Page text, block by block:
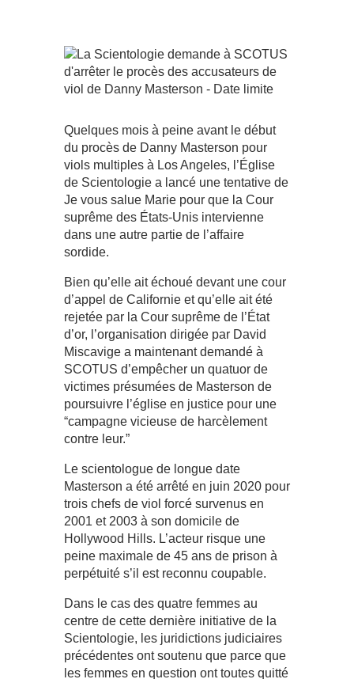
Quelques mois à peine avant le début
du procès de Danny Masterson pour
viols multiples à Los Angeles, l’Église
de Scientologie a lancé une tentative de
Je vous salue Marie pour que la Cour
suprême des États-Unis intervienne
dans une autre partie de l’affaire
sordide.
Bien qu’elle ait échoué devant une cour
d’appel de Californie et qu’elle ait été
rejetée par la Cour suprême de l’État
d’or, l’organisation dirigée par David
Miscavige a maintenant demandé à
SCOTUS d’empêcher un quatuor de
victimes présumées de Masterson de
poursuivre l’église en justice pour une
“campagne vicieuse de harcèlement
contre leur.”
Le scientologue de longue date
Masterson a été arrêté en juin 2020 pour
trois chefs de viol forcé survenus en
2001 et 2003 à son domicile de
Hollywood Hills. L’acteur risque une
peine maximale de 45 ans de prison à
perpétuité s’il est reconnu coupable.
Dans le cas des quatre femmes au
centre de cette dernière initiative de la
Scientologie, les juridictions judiciaires
précédentes ont soutenu que parce que
les femmes en question ont toutes quitté